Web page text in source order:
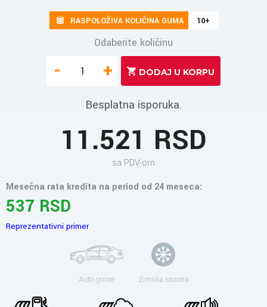
RASPOLOŽIVA KOLIČINA GUMA 10+
Odaberite količinu
- +
Besplatna isporuka.
11.521 RSD
sa PDV-om
Mesečna rata kredita na period od 24 meseca:
537 RSD
Reprezentativni primer
Auto gume Zimska sezona